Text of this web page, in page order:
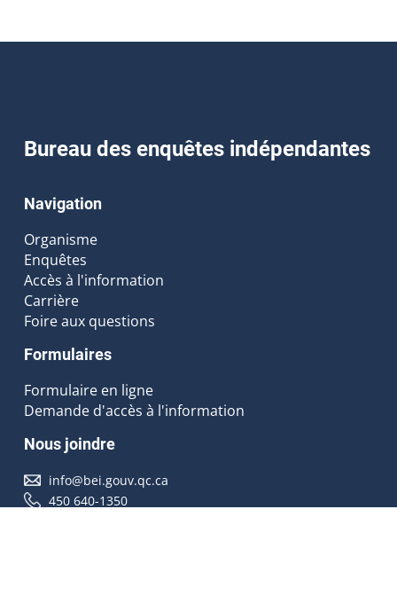
Bureau des enquêtes indépendantes
Navigation
Organisme
Enquêtes
Accès à l'information
Carrière
Foire aux questions
Formulaires
Formulaire en ligne
Demande d'accès à l'information
Nous joindre
info@bei.gouv.qc.ca
450 640-1350